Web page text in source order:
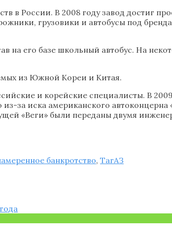
в России. В 2008 году завод достиг
грузовики и автобусы под
на его базе школьный автобус. На
из Южной Кореи и Китая.
и корейские специалисты. В
за иска американского
«Веги» были переданы двумя
банкротство, ТагАЗ